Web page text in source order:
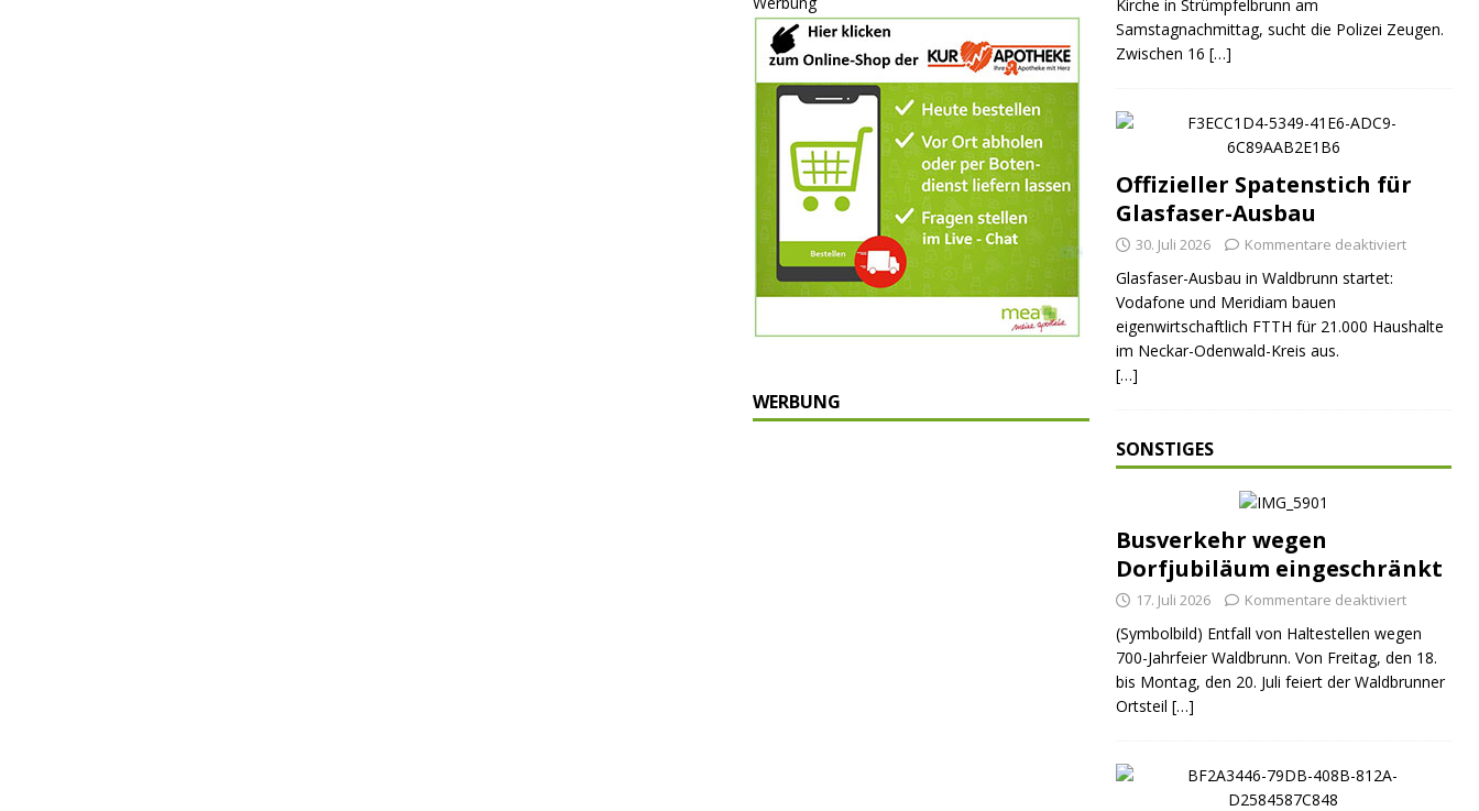
WERBUNG
Kirche in Strümpfelbrunn am
Samstagnachmittag, sucht die Polizei Zeugen.
Zwischen 16 […]
Offizieller Spatenstich für
Glasfaser-Ausbau
30. Juli 2026 Kommentare deaktiviert
Glasfaser-Ausbau in Waldbrunn startet:
Vodafone und Meridiam bauen
eigenwirtschaftlich FTTH für 21.000 Haushalte
im Neckar-Odenwald-Kreis aus.
[…]
SONSTIGES
Busverkehr wegen
Dorfjubiläum eingeschränkt
17. Juli 2026 Kommentare deaktiviert
(Symbolbild) Entfall von Haltestellen wegen
700-Jahrfeier Waldbrunn. Von Freitag, den 18.
bis Montag, den 20. Juli feiert der Waldbrunner
Ortsteil […]